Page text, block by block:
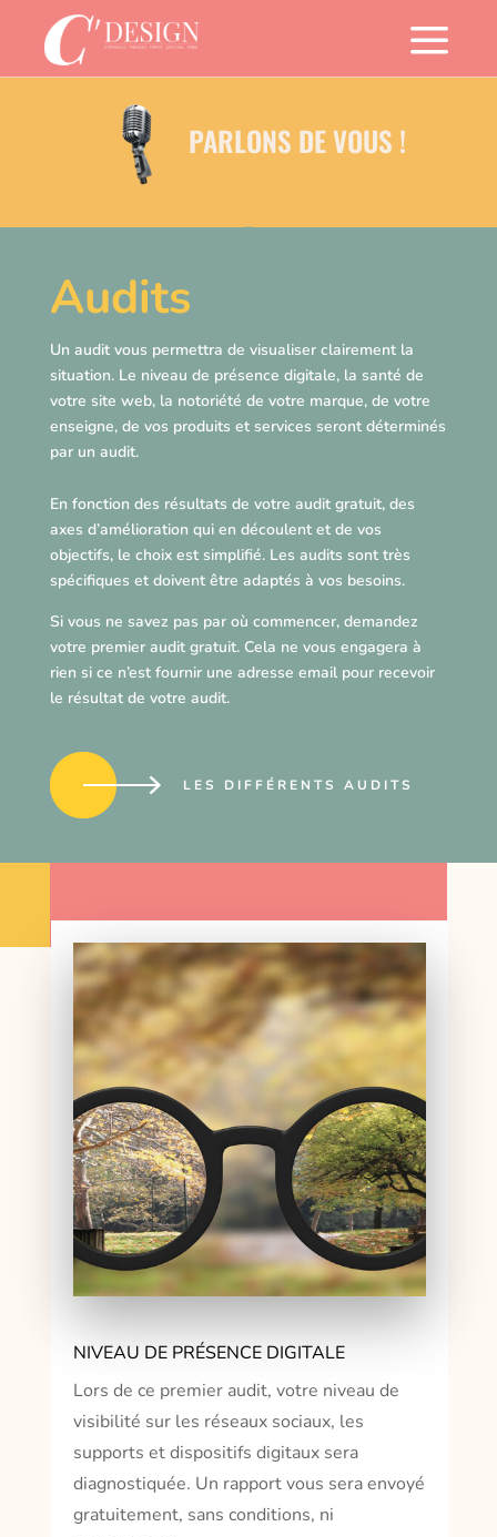
PARLONS DE VOUS !
a
Audits
Un audit vous permettra de visualiser clairement la
situation. Le niveau de présence digitale, la santé de
votre site web, la notoriété de votre marque, de votre
enseigne, de vos produits et services seront déterminés
par un audit.
En fonction des résultats de votre audit gratuit, des
axes d’amélioration qui en découlent et de vos
objectifs, le choix est simplifié. Les audits sont très
spécifiques et doivent être adaptés à vos besoins.
Si vous ne savez pas par où commencer, demandez
votre premier audit gratuit. Cela ne vous engagera à
rien si ce n’est fournir une adresse email pour recevoir
le résultat de votre audit.
LES DIFFÉRENTS AUDITS
NIVEAU DE PRÉSENCE DIGITALE
Lors de ce premier audit, votre niveau de
visibilité sur les réseaux sociaux, les
supports et dispositifs digitaux sera
diagnostiquée. Un rapport vous sera envoyé
gratuitement, sans conditions, ni